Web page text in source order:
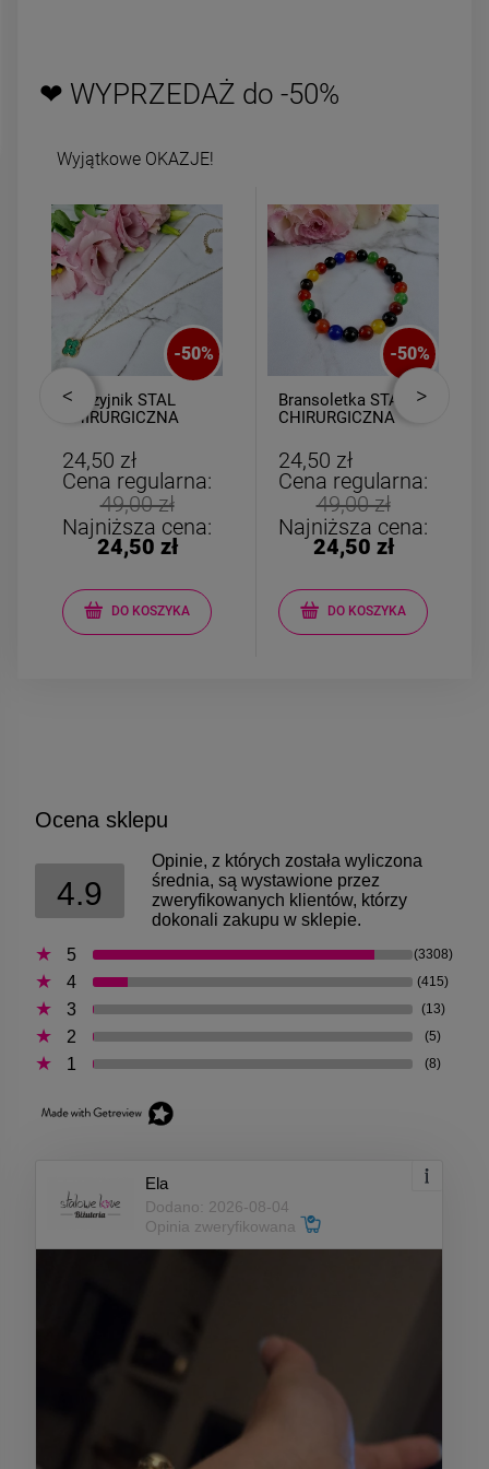
Bransoletka srebrna STAL
CHIRURGICZNA
modułowa ażurowa
cyrkonie
69,00 zł
Bransoletka
modułowa
koniczyny
DO KOSZYKA
❤ WYPRZEDAŻ do -50%
Wyjątkowe OKAZJE!
-50%
Naszyjnik STAL
CHIRURGICZNA
koniczyna złoty rant
24,50 zł
Cena regularna:
49,00 zł
Najniższa cena:
24,50 zł
DO KOSZYKA
-50%
Bransoletka STAL
CHIRURGICZNA
kulki
24,50 zł
Cena regularna:
49,00 zł
Najniższa cena:
24,50 zł
DO KOSZYKA
Ocena sklepu
4.9
Opinie, z których została wyliczona
średnia, są wystawione przez
zweryfikowanych klientów, którzy
dokonali zakupu w sklepie.
5
(3308)
4 (415)
3 (13)
2 (5)
1 (8)
Ela
Dodano: 2026-08-04
Opinia zweryfikowana